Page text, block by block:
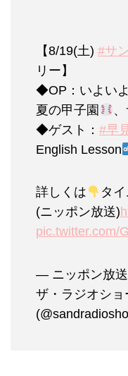
【8/19(土) #サ
リー】
◆OP：いよい
夏の甲子園
◆ゲスト： #早
English Lesson
詳しくは
タ
(ニッポン放送)
pic.twitter.com/
— ニッポン放
ザ・ラジオショ